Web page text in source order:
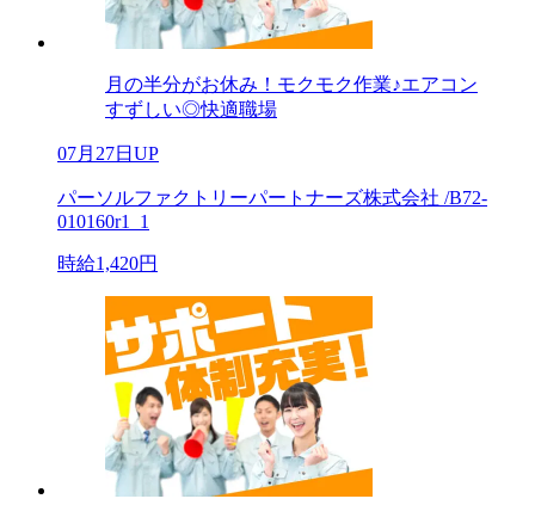
月の半分がお休み！モクモク作業♪エアコン
すずしい◎快適職場
07月27日UP
パーソルファクトリーパートナーズ株式会社 /B72-
010160r1_1
時給1,420円